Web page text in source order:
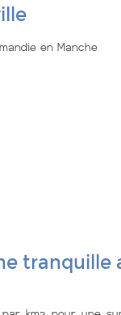
en Manche
tranquille